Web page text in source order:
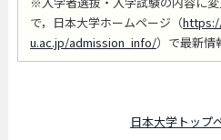
で，日本大学ホームページ（
u.ac.jp/admission_info/）で最新情
日本大学トップ